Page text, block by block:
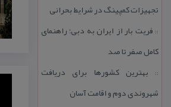
تجهیزات كمپینگ در شرایط بحرانی
:: فریت بار از ایران به دبی؛ راهنمای
كامل صفر تا صد
:: بهترین كشورها برای دریافت
شهروندی دوم و اقامت آسان